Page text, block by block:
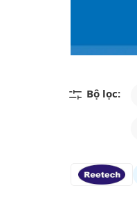
Bộ lọc: